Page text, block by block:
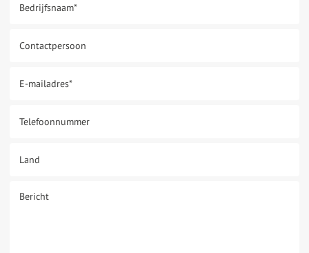
Bedrijfsnaam*
Contactpersoon
E-mailadres*
Telefoonnummer
Land
Bericht